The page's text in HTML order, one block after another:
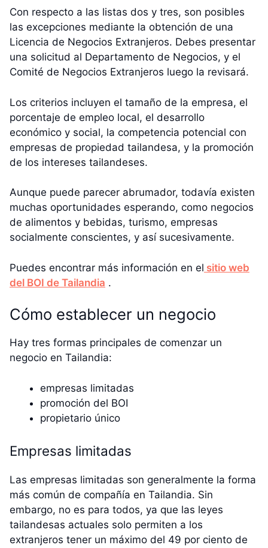
Con respecto a las listas dos y tres, son posibles
las excepciones mediante la obtención de una
Licencia de Negocios Extranjeros. Debes presentar
una solicitud al Departamento de Negocios, y el
Comité de Negocios Extranjeros luego la revisará.
Los criterios incluyen el tamaño de la empresa, el
porcentaje de empleo local, el desarrollo
económico y social, la competencia potencial con
empresas de propiedad tailandesa, y la promoción
de los intereses tailandeses.
Aunque puede parecer abrumador, todavía existen
muchas oportunidades esperando, como negocios
de alimentos y bebidas, turismo, empresas
socialmente conscientes, y así sucesivamente.
Puedes encontrar más información en el sitio web
del BOI de Tailandia .
Cómo establecer un negocio
Hay tres formas principales de comenzar un
negocio en Tailandia:
empresas limitadas
promoción del BOI
propietario único
Empresas limitadas
Las empresas limitadas son generalmente la forma
más común de compañía en Tailandia. Sin
embargo, no es para todos, ya que las leyes
tailandesas actuales solo permiten a los
extranjeros tener un máximo del 49 por ciento de